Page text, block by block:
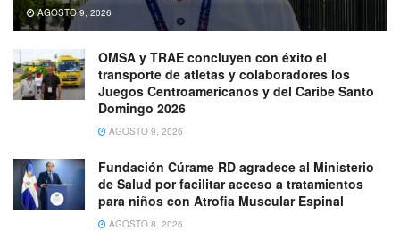
AGOSTO 9, 2026
OMSA y TRAE concluyen con éxito el
transporte de atletas y colaboradores los
Juegos Centroamericanos y del Caribe Santo
Domingo 2026
AGOSTO 9, 2026
Fundación Cúrame RD agradece al Ministerio
de Salud por facilitar acceso a tratamientos
para niños con Atrofia Muscular Espinal
AGOSTO 8, 2026